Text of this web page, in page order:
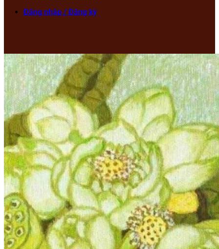
Đăng nhập / Đăng ký